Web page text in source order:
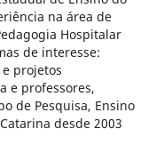
na área de
Hospitalar
de interesse:
projetos
e professores,
de Pesquisa, Ensino
desde 2003